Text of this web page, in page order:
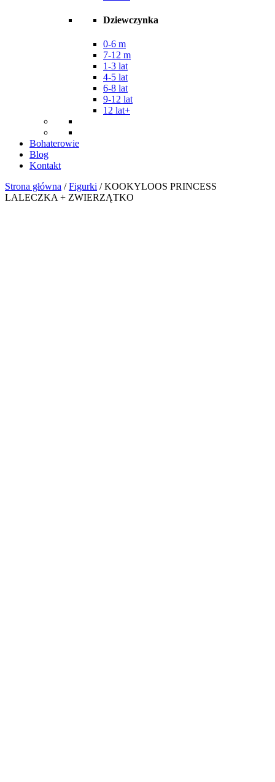
Dziewczynka
0-6 m
7-12 m
1-3 lat
4-5 lat
6-8 lat
9-12 lat
12 lat+
Bohaterowie
Blog
Kontakt
Strona główna /Figurki / KOOKYLOOS PRINCESS
LALECZKA + ZWIERZĄTKO